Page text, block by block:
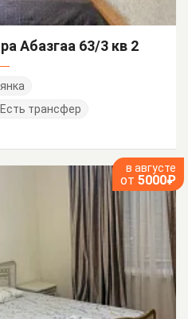
Абазгаа 63/3 кв 2
Есть трансфер
в августе
от 5000₽